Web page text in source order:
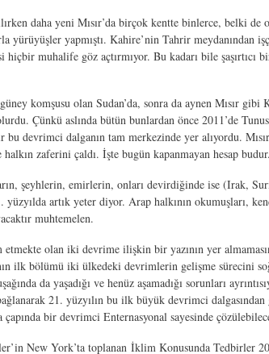
daha yeni Mısır’da birçok kentte binlerce, belki
yürüyüşler yapmıştı. Kahire’nin Tahrir meydanından
muhalife göz açtırmıyor. Bu kadarı bile şaşırtıcı
komşusu olan Sudan’da, sonra da aynen Mısır gibi
Çünkü aslında bütün bunlardan önce 2011’de
devrimci dalganın tam merkezinde yer alıyordu.
zaferini çaldı. İşte bugün kapanmayan hesap budur.
şeyhlerin, emirlerin, onları devirdiğinde ise (Irak,
artık yeter diyor. Arap halkının okumuşları,
muhtemelen.
etmekte olan iki devrime ilişkin bir yazının yer
ilk bölümü iki ülkedeki devrimlerin gelişme sürecini
da yaşadığı ve henüz aşamadığı sorunları
21. yüzyılın bu ilk büyük devrimci
bir devrimci Enternasyonal sayesinde
New York’ta toplanan İklim Konusunda Tedbirler